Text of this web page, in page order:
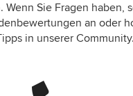
Wenn Sie Fragen haben,
an oder
in unserer Community.